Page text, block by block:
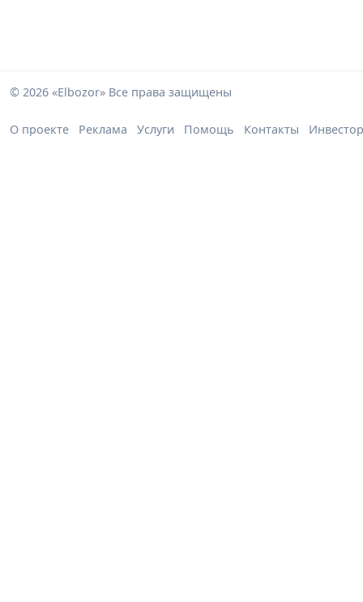
© 2026 «Elbozor» Все права защищены
О проекте Реклама Услуги Помощь Контакты